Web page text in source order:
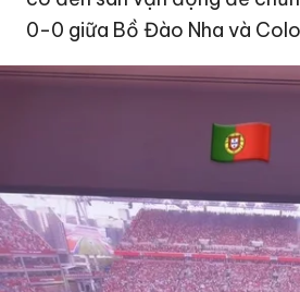
0-0 giữa Bồ Đào Nha và